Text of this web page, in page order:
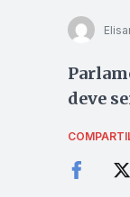
deve